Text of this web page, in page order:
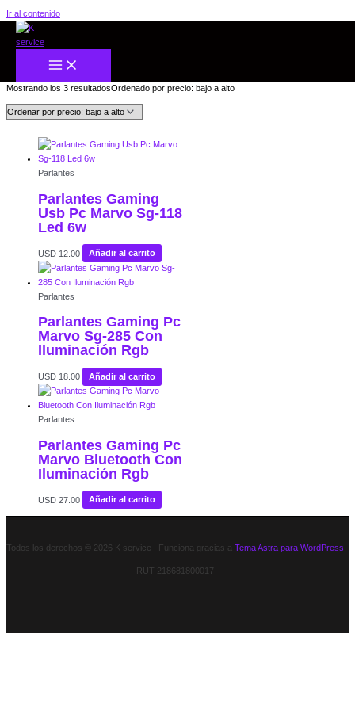
Ir al contenido
Inicio/Gamers
Parlantes
Mostrando los 3 resultadosOrdenado por precio: bajo a alto
Parlantes
Parlantes Gaming
Usb Pc Marvo Sg-118
Led 6w
USD 12.00 Añadir al carrito
Parlantes
Parlantes Gaming Pc
Marvo Sg-285 Con
Iluminación Rgb
USD 18.00 Añadir al carrito
Parlantes
Parlantes Gaming Pc
Marvo Bluetooth Con
Iluminación Rgb
USD 27.00 Añadir al carrito
Todos los derechos © 2026 K service | Funciona gracias a Tema Astra para WordPress
RUT 218681800017